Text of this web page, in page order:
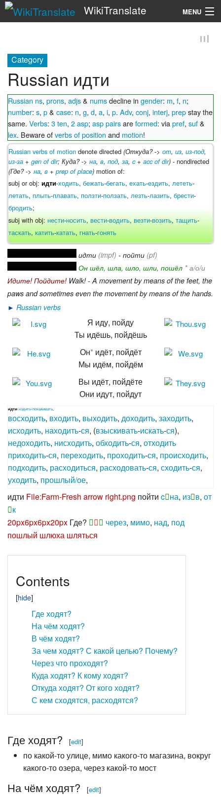
WikiTranslate MENU
Category
Russian идти
Russian ns, prons, adjs& numsdecline in gender: m, f, n;
number: s, p& case: n, g, d, a, i, p. Adv, conj, interj, prepstay the
same. Verbs: 3 ten, 2 asp; asp pairsareformed: viapref, suf&
lex. Beware ofverbs of position and motion!
Russian verbs of motion denote directed (Откуда? -> от, из, из-под,
из-за + gen of dir; Куда? -> на, в, под, за, c+ acc of dir) - nondirected
(Где? -> на, в + prep of place) motion of:
subj or obj: идти-ходить, бежать-бегать, ехать-ездить, лететь-
летать, плыть-плавать, ползти-ползать, лезть-лазить, брести-
бродить;
subj with obj:нести-носить,вести-водить,везти-возить,тащить-
таскать,катить-катать,гнать-гонять
идти (impf) - пойти (pf)
Он шёл, шла, шло, шли, пошёл * а/о/и
Идите! Пойдите! Walk! - A movement by means of the feet, the
paws and sometimes even the movement by means of the hands.
► Russian verbs
Я иду, пойду
Ты идёшь, пойдёшь
Он*идёт, пойдёт
Мы идём, пойдём
Вы идёт, пойдёте
Они идут, пойдут
идти-ходить-похаживать,
восходить, входить, выходить, доходить, заходить,
исходить, находить-ся, (взыскивать-искать-ся),
недоходить, нисходить, обходить-ся, отходить
приходить-ся, переходить, проходить-ся, происходить,
подходить, расходиться, расходовать-ся, сходить-ся,
уходить, прошлый/ое,
идти File:Farm-Fresh arrow right.png пойти c на, из в, от
к
20px6px6px20px Где? через, мимо, над, под
пошлый шлюха шляться
Contents
Где ходят?
На чём ходят?
В чём ходят?
За чем ходят? С какой целью? Почему?
Через что проходят?
Куда ходят? К кому ходят?
Откуда ходят? От кого ходят?
С кем сходятся, расходятся?
Где ходят? [edit]
по какой-то улице, мимо какого-то магазина, вокруг
какого-то озера, через какой-то мост
На чём ходят? [edit]